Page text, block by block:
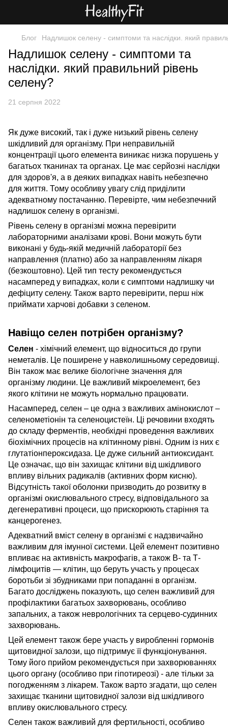
Блог Надлишок селену - симптоми та наслідки. який
Надлишок селену - симптоми та
наслідки. який правильний рівень
селену?
21 серпня 2022
Як дуже високий, так і дуже низький рівень селену
шкідливий для організму. При неправильній
концентрації цього елемента виникає низка порушень у
багатьох тканинах та органах. Це має серйозні наслідки
для здоров'я, а в деяких випадках навіть небезпечно
для життя. Тому особливу увагу слід приділити
адекватному постачанню. Перевірте, чим небезпечний
надлишок селену в організмі.
Рівень селену в організмі можна перевірити
лабораторними аналізами крові. Вони можуть бути
виконані у будь-якій медичній лабораторії без
направлення (платно) або за направленням лікаря
(безкоштовно). Цей тип тесту рекомендується
насамперед у випадках, коли є симптоми надлишку чи
дефіциту селену. Також варто перевірити, перш ніж
приймати харчові добавки з селеном.
Навіщо селен потрібен організму?
Селен - хімічний елемент, що відноситься до групи
неметалів. Це поширене у навколишньому середовищі.
Він також має велике біологічне значення для
організму людини. Це важливий мікроелемент, без
якого клітини не можуть нормально працювати.
Насамперед, селен – це одна з важливих амінокислот –
селенометіонін та селеноцистеїн. Ці речовини входять
до складу ферментів, необхідні проведення важливих
біохімічних процесів на клітинному рівні. Одним із них є
глутатіонпероксидаза. Це дуже сильний антиоксидант.
Це означає, що він захищає клітини від шкідливого
впливу вільних радикалів (активних форм кисню).
Відсутність такої оболонки призводить до розвитку в
організмі окислювального стресу, відповідального за
дегенеративні процеси, що прискорюють старіння та
канцерогенез.
Адекватний вміст селену в організмі є надзвичайно
важливим для імунної системи. Цей елемент позитивно
впливає на активність макрофагів, а також В- та Т-
лімфоцитів — клітин, що беруть участь у процесах
боротьби зі збудниками при попаданні в організм.
Багато досліджень показують, що селен важливий для
профілактики багатьох захворювань, особливо
запальних, а також неврологічних та серцево-судинних
захворювань.
Цей елемент також бере участь у виробленні гормонів
щитовидної залози, що підтримує її функціонування.
Тому його прийом рекомендується при захворюваннях
цього органу (особливо при гіпотиреозі) - але тільки за
погодженням з лікарем. Також варто згадати, що селен
захищає тканини щитовидної залози від шкідливого
впливу окислювального стресу.
Селен також важливий для фертильності, особливо